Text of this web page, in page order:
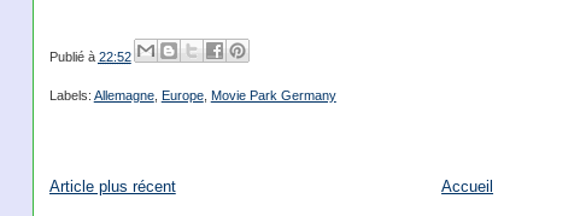
Publié à 22:52
Labels: Allemagne, Europe, Movie Park Germany
Article plus récent Accueil